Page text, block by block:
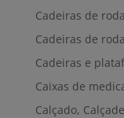
Cadeiras de
Cadeiras de
Cadeiras e
Caixas de
Calçado,